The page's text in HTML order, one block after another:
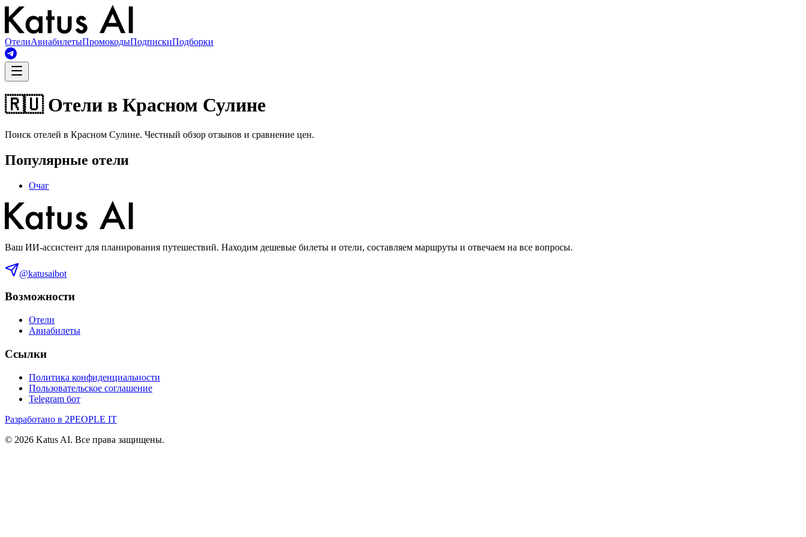
ОтелиАвиабилетыПромокодыПодпискиПодборки
🇷🇺 Отели в Красном Сулине
Поиск отелей в Красном Сулине. Честный обзор отзывов и сравнение цен.
Популярные отели
Очаг
Ваш ИИ-ассистент для планирования путешествий. Находим дешевые билеты и отели, составляем маршруты и отвечаем на все вопросы.
@katusaibot
Возможности
Отели
Авиабилеты
Ссылки
Политика конфиденциальности
Пользовательское соглашение
Telegram бот
Разработано в 2PEOPLE IT
© 2026 Katus AI. Все права защищены.